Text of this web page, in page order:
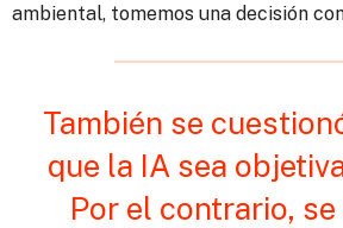
ambiental, tomemos una decisión
También se
que la IA sea
Por el contrario,